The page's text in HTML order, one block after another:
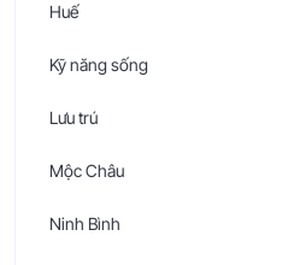
Huế
Kỹ năng sống
Lưu trú
Mộc Châu
Ninh Bình